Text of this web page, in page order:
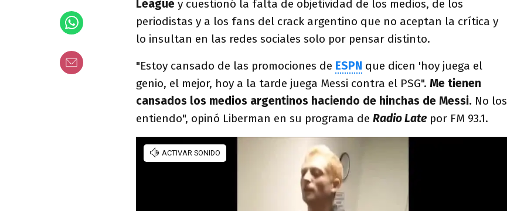
League y cuestionó la falta de objetividad de los medios, de los
periodistas y a los fans del crack argentino que no aceptan la crítica y
lo insultan en las redes sociales solo por pensar distinto.
"Estoy cansado de las promociones de ESPN que dicen 'hoy juega el
genio, el mejor, hoy a la tarde juega Messi contra el PSG". Me tienen
cansados los medios argentinos haciendo de hinchas de Messi. No los
entiendo", opinó Liberman en su programa de Radio Late por FM 93.1.